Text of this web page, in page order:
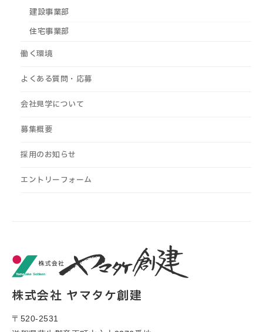
株式会社 ヤマタケ創建
〒520-2531
建設事業部
住宅事業部
働く環境
よくある質問・応募
会社見学について
募集概要
採用のお知らせ
エントリーフォーム